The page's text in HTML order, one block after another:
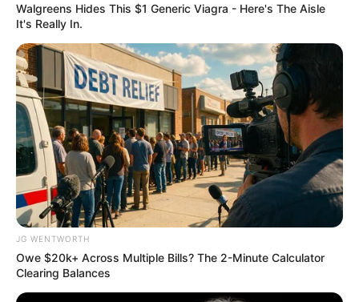
You'll Be Amazed By The Blue Lagoon Stars Today
BRAINBERRIES
Why Big Bang Theory Fans Despise These 8
Walgreens Hides This $1 Generic Viagra - Here's The Aisle
It's Really In.
JG WENTWORTH
Owe $20k+ Across Multiple Bills? The 2-Minute Calculator
Clearing Balances